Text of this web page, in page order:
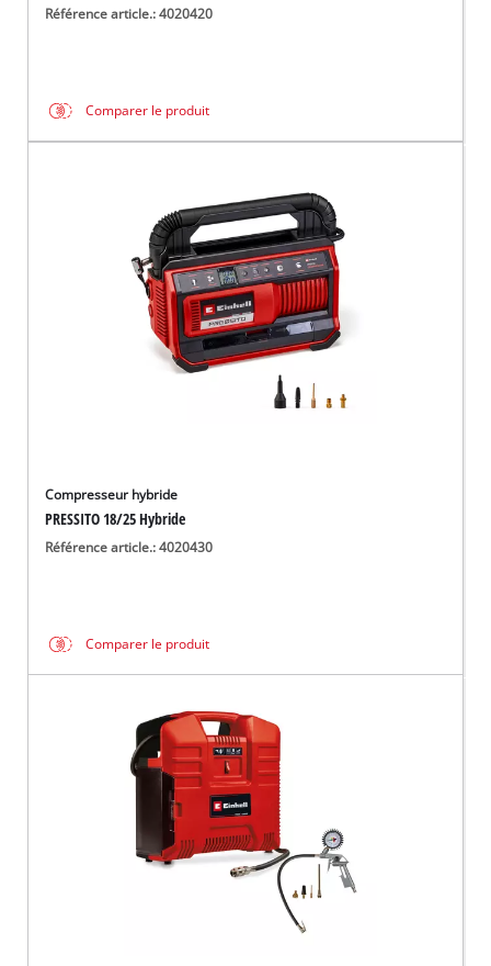
Référence article.: 4020420
Comparer le produit
Compresseur hybride
PRESSITO 18/25 Hybride
Référence article.: 4020430
Comparer le produit